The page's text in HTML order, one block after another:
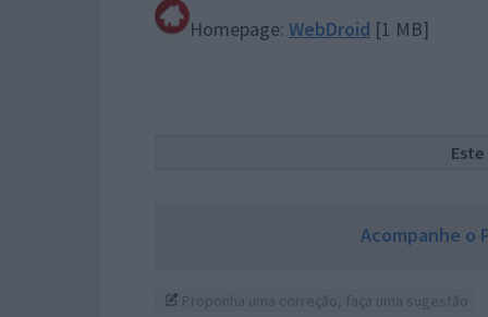
Homepage: WebDroid [1 MB]
Acompanhe o